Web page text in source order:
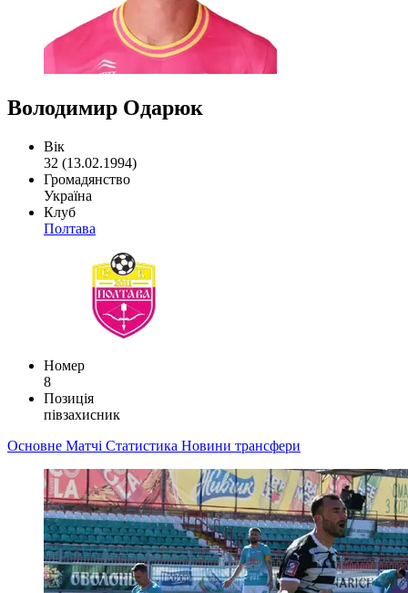
Володимир Одарюк
Вік
32 (13.02.1994)
Громадянство
Україна
Клуб
Полтава
Номер
8
Позиція
півзахисник
Основне Матчі Статистика Новини трансфери